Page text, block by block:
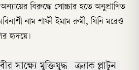
বিরুদ্ধে সোচ্চার হতে অনুপ্রাণিত
নাম শাফী ইমাম রুমী, যিনি মরেও
হৃদয়ে।
সাক্ষ্যে মুক্তিযুদ্ধ ক্র্যাক প্লাটুন